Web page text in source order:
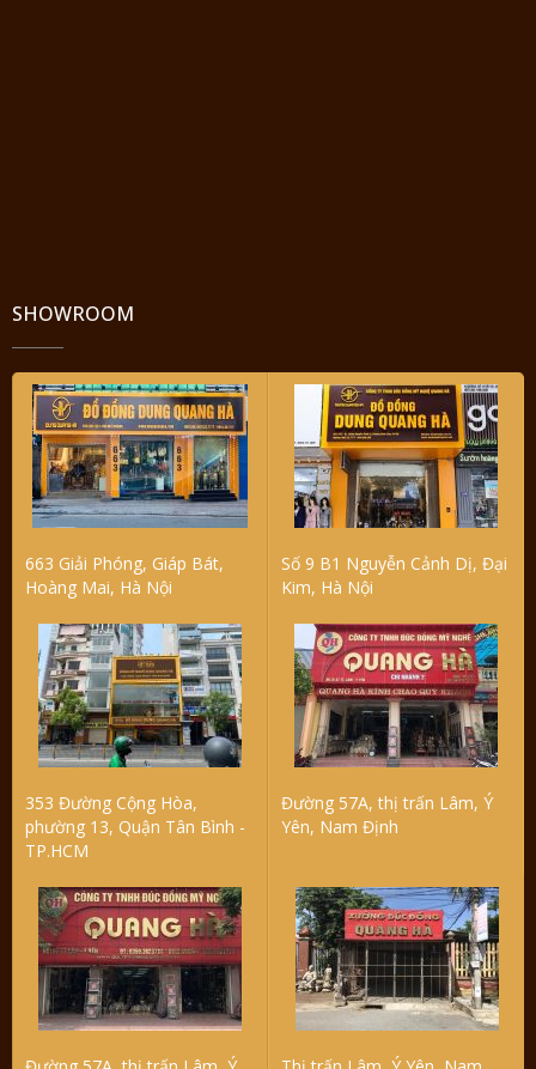
SHOWROOM
663 Giải Phóng, Giáp Bát,
Hoàng Mai, Hà Nội
Số 9 B1 Nguyễn Cảnh Dị, Đại
Kim, Hà Nội
353 Đường Cộng Hòa,
phường 13, Quận Tân Bình -
TP.HCM
Đường 57A, thị trấn Lâm, Ý
Yên, Nam Định